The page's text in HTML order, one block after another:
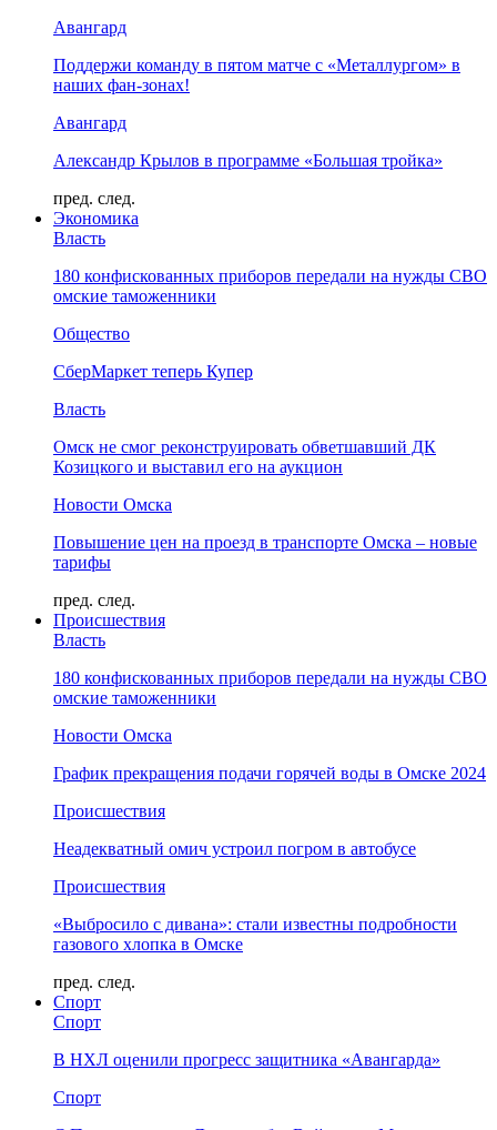
Авангард
Поддержи команду в пятом матче с «Металлургом» в
наших фан-зонах!
Авангард
Александр Крылов в программе «Большая тройка»
пред. след.
Экономика
Власть
180 конфискованных приборов передали на нужды СВО
омские таможенники
Общество
СберМаркет теперь Купер
Власть
Омск не смог реконструировать обветшавший ДК
Козицкого и выставил его на аукцион
Новости Омска
Повышение цен на проезд в транспорте Омска – новые
тарифы
пред. след.
Происшествия
Власть
180 конфискованных приборов передали на нужды СВО
омские таможенники
Новости Омска
График прекращения подачи горячей воды в Омске 2024
Происшествия
Неадекватный омич устроил погром в автобусе
Происшествия
«Выбросило с дивана»: стали известны подробности
газового хлопка в Омске
пред. след.
Спорт
Спорт
В НХЛ оценили прогресс защитника «Авангарда»
Спорт